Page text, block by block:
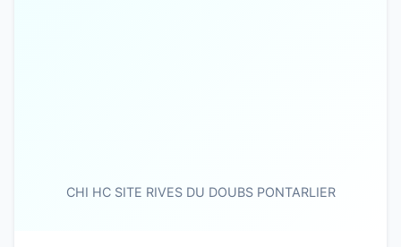
CHI HC SITE RIVES DU DOUBS PONTARLIER